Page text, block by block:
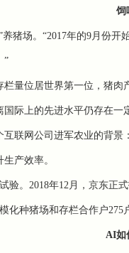
饲
猪场。“2017年的9月份
”
量位居世界第一位，猪
际上的先进水平仍存在一
联网公司进军农业的背
产效率。
验。2018年12月，京东正
化种猪场和存栏合作户
AI如